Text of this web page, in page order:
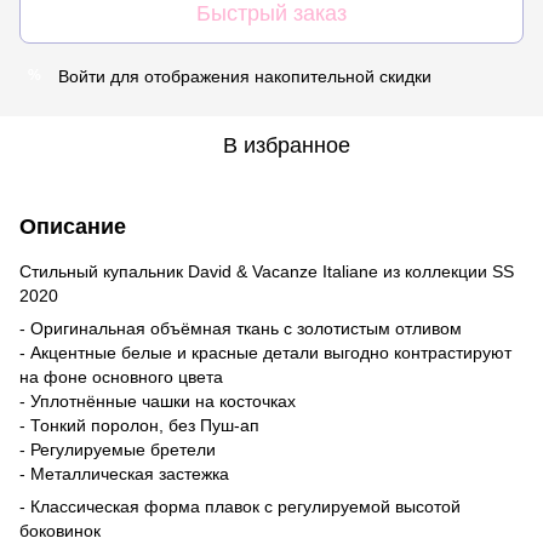
Быстрый заказ
Войти для отображения накопительной скидки
В избранное
Описание
Стильный купальник David & Vacanze Italiane из коллекции SS
2020
- Оригинальная объёмная ткань с золотистым отливом
- Акцентные белые и красные детали выгодно контрастируют
на фоне основного цвета
- Уплотнённые чашки на косточках
- Тонкий поролон, без Пуш-ап
- Регулируемые бретели
- Металлическая застежка
- Классическая форма плавок с регулируемой высотой
боковинок